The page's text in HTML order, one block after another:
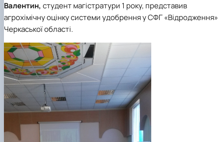
Валентин, студент магістратури 1 року, представив
агрохімічну оцінку системи удобрення у СФГ «Відродження»
Черкаської області.